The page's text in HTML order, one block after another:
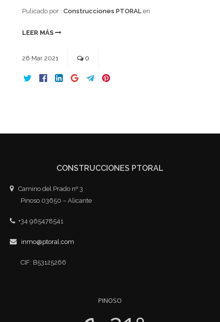
Pulicado por : Construcciones PTORAL en
LEER MÁS
26 Mar 2021 0
CONSTRUCCIONES PTORAL
Camino del Prado nº 3
Pinoso 03650 – Alicante
+34 965478541
inmo@ptoral.com
CIF: B53125266
PINOSO